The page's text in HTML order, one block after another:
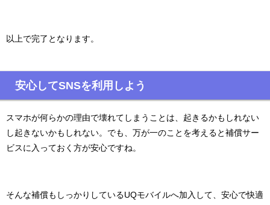
以上で完了となります。
安心してSNSを利用しよう
スマホが何らかの理由で壊れてしまうことは、起きるかもしれない
し起きないかもしれない。でも、万が一のことを考えると補償サー
ビスに入っておく方が安心ですね。
そんな補償もしっかりしているUQモバイルへ加入して、安心で快適